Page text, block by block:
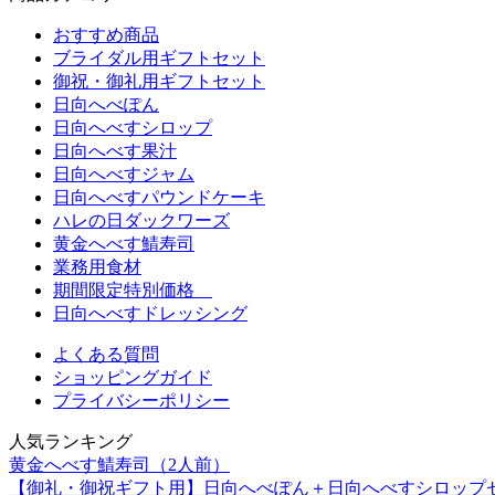
おすすめ商品
ブライダル用ギフトセット
御祝・御礼用ギフトセット
日向へべぽん
日向へべすシロップ
日向へべす果汁
日向へべすジャム
日向へべすパウンドケーキ
ハレの日ダックワーズ
黄金へべす鯖寿司
業務用食材
期間限定特別価格
日向へべすドレッシング
よくある質問
ショッピングガイド
プライバシーポリシー
人気ランキング
黄金へべす鯖寿司（2人前）
【御礼・御祝ギフト用】日向へべぽん＋日向へべすシロップ